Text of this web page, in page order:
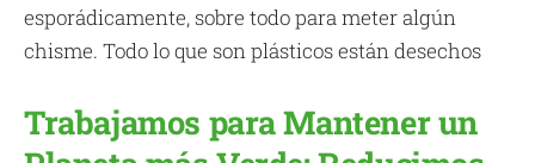
esporádicamente, sobre todo para meter algún
chisme. Todo lo que son plásticos están desechos
Trabajamos para Mantener un